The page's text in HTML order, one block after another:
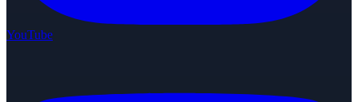
YouTube